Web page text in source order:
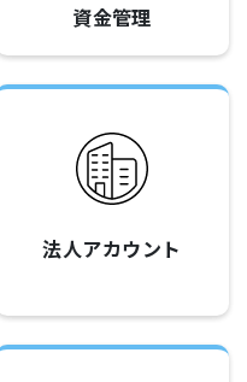
資金管理
法人アカウント